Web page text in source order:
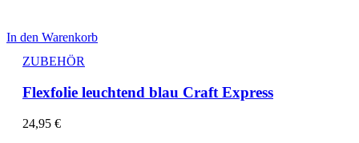
In den Warenkorb
ZUBEHÖR
Flexfolie leuchtend blau Craft Express
24,95 €